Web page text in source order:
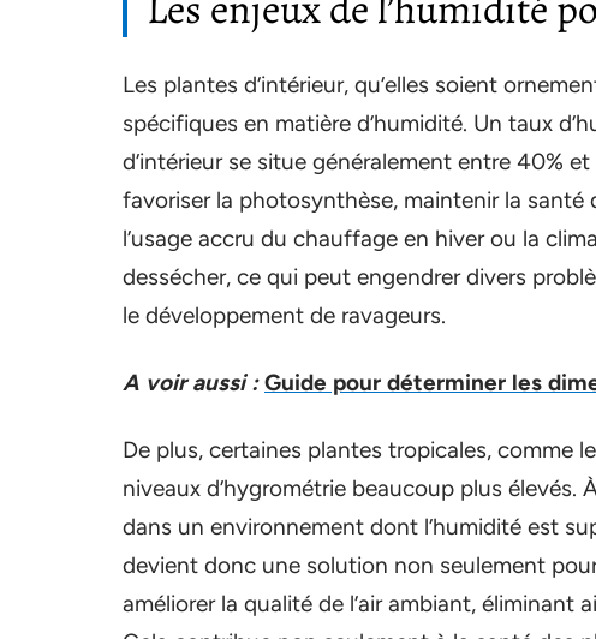
Les plantes d’intérieur, qu’elles soient
spécifiques en matière d’humidité. Un taux
d’intérieur se situe généralement entre 40%
favoriser la photosynthèse, maintenir la
l’usage accru du chauffage en hiver ou la
dessécher, ce qui peut engendrer divers
le développement de ravageurs.
A voir aussi : Guide pour déterminer les
De plus, certaines plantes tropicales, comme
niveaux d’hygrométrie beaucoup plus élevés.
dans un environnement dont l’humidité est
devient donc une solution non seulement
améliorer la qualité de l’air ambiant, éliminant